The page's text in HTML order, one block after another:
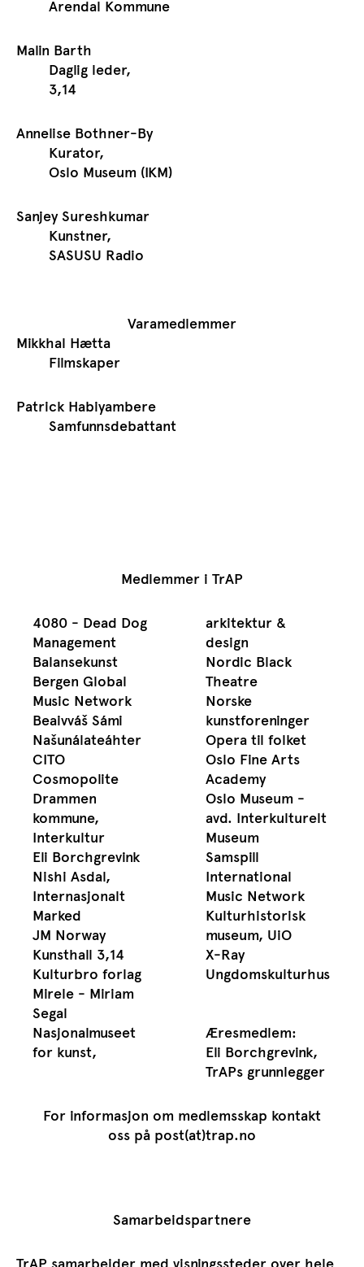
Arendal Kommune
Malin Barth
Daglig leder,
3,14
Annelise Bothner-By
Kurator,
Oslo Museum (IKM)
Sanjey Sureshkumar
Kunstner,
SASUSU Radio
Varamedlemmer
Mikkhal Hætta
Filmskaper
Patrick Habiyambere
Samfunnsdebattant
Medlemmer i TrAP
4080 - Dead Dog
Management
Balansekunst
Bergen Global
Music Network
Beaivváš Sámi
Našunálateáhter
CITO
Cosmopolite
Drammen
kommune,
Interkultur
Eli Borchgrevink
Nishi Asdal,
Internasjonalt
Marked
JM Norway
Kunsthall 3,14
Kulturbro forlag
Mirele - Miriam
Segal
Nasjonalmuseet
for kunst,
arkitektur &
design
Nordic Black
Theatre
Norske
kunstforeninger
Opera til folket
Oslo Fine Arts
Academy
Oslo Museum -
avd. Interkulturelt
Museum
Samspill
International
Music Network
Kulturhistorisk
museum, UiO
X-Ray
Ungdomskulturhus
Æresmedlem:
Eli Borchgrevink,
TrAPs grunnlegger
For informasjon om medlemsskap kontakt
oss på post(at)trap.no
Samarbeidspartnere